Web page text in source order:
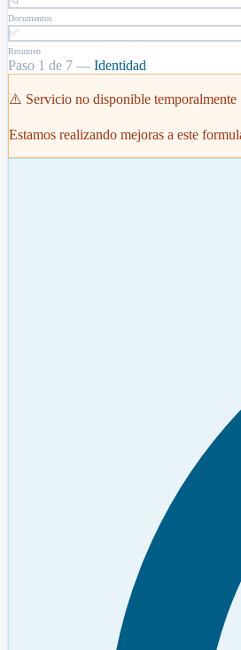
Documentos
✅
Resumen
Paso 1 de 7 — Identidad
⚠️ Servicio no disponible temporalmente
Estamos realizando mejoras a este